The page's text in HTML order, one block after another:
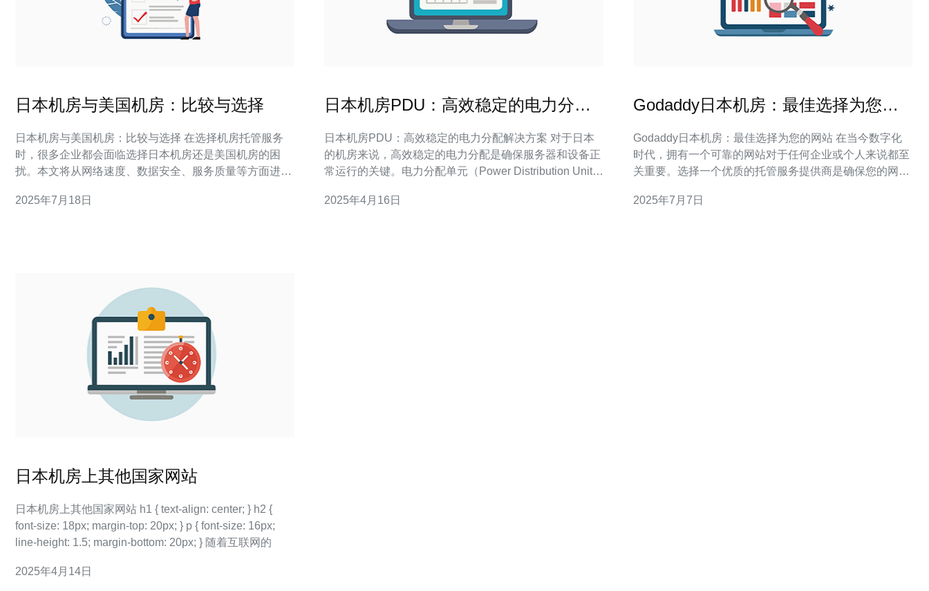
日本机房与美国机房：比较与选择
日本机房与美国机房：比较与选择 在选择机房托管服务
时，很多企业都会面临选择日本机房还是美国机房的困
扰。本文将从网络速度、数据安全、服务质量等方面进行
上有一定差异。一般来说，日本机房在连接亚洲地区的速
2025年7月18日
日本机房PDU：高效稳定的电力分配
日本机房PDU：高效稳定的电力分配解决方案 对于日本
的机房来说，高效稳定的电力分配是确保服务器和设备正
常运行的关键。电力分配单元（Power Distribution Unit，
应，并具备远程监控和管理功能。本文将介绍日本机房
2025年4月16日
Godaddy日本机房：最佳选择为您的
Godaddy日本机房：最佳选择为您的网站 在当今数字化
时代，拥有一个可靠的网站对于任何企业或个人来说都至
关重要。选择一个优质的托管服务提供商是确保您的网站
Godaddy日本机房无疑是一个不可忽视的选择。 作为全
2025年7月7日
日本机房上其他国家网站
日本机房上其他国家网站 h1 { text-align: center; } h2 {
font-size: 18px; margin-top: 20px; } p { font-size: 16px;
line-height: 1.5; margin-bottom: 20px; } 随着互联网的
2025年4月14日